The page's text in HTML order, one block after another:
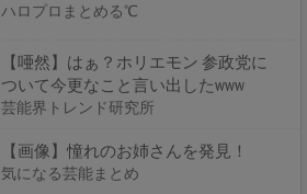
ハロプロまとめる℃
【唖然】はぁ？ホリエモン 参政党に
ついて今更なこと言い出したwww
芸能界トレンド研究所
【画像】憧れのお姉さんを発見！
気になる芸能まとめ